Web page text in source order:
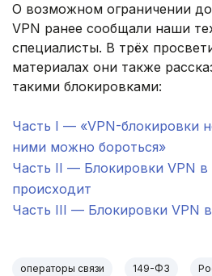
О возможном ограничении
VPN ранее сообщали наши
специалисты. В трёх
материалах они также
такими блокировками:
Часть I — «VPN-блокировки
ними можно бороться»
Часть II — Блокировки VPN в
происходит
Часть III — Блокировки VPN
операторы связи 149-ФЗ